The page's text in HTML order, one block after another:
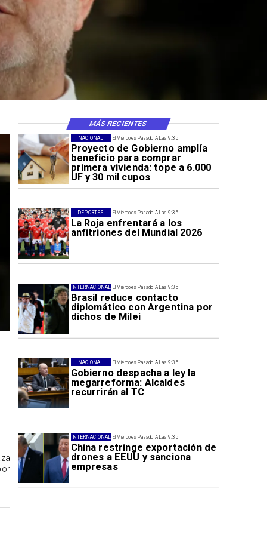
sísmicos
El Miércoles Pasado A Las 9:35
Proyecto de Gobierno amplía
beneficio para comprar
primera vivienda: tope a 6.000
UF y 30 mil cupos
NACIONAL
El Miércoles Pasado A Las 9:35
La Roja enfrentará a los
anfitriones del Mundial 2026
DEPORTES
El Miércoles Pasado A Las 9:35
Brasil reduce contacto
diplomático con Argentina por
dichos de Milei
INTERNACIONAL
El Miércoles Pasado A Las 9:35
Gobierno despacha a ley la
megarreforma: Alcaldes
recurrirán al TC
NACIONAL
El Miércoles Pasado A Las 9:35
China restringe exportación de
drones a EEUU y sanciona
empresas
INTERNACIONAL
MÁS RECIENTES